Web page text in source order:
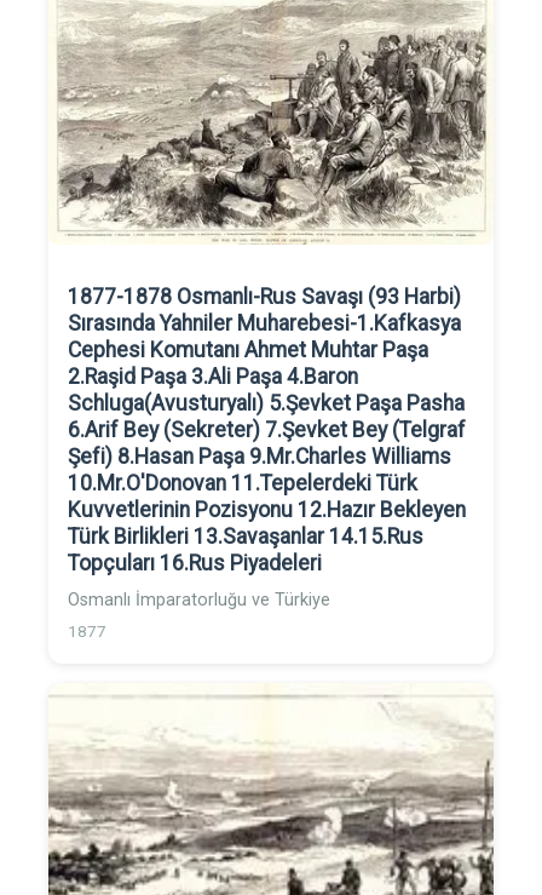
1877-1878 Osmanlı-Rus Savaşı (93 Harbi)
Sırasında Yahniler Muharebesi-1.Kafkasya
Cephesi Komutanı Ahmet Muhtar Paşa
2.Raşid Paşa 3.Ali Paşa 4.Baron
Schluga(Avusturyalı) 5.Şevket Paşa Pasha
6.Arif Bey (Sekreter) 7.Şevket Bey (Telgraf
Şefi) 8.Hasan Paşa 9.Mr.Charles Williams
10.Mr.O'Donovan 11.Tepelerdeki Türk
Kuvvetlerinin Pozisyonu 12.Hazır Bekleyen
Türk Birlikleri 13.Savaşanlar 14.15.Rus
Topçuları 16.Rus Piyadeleri
Osmanlı İmparatorluğu ve Türkiye
1877